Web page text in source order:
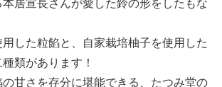
した粒餡と、自家栽培柚子を使用した
類があります！
甘さを存分に堪能できる、たつみ堂の